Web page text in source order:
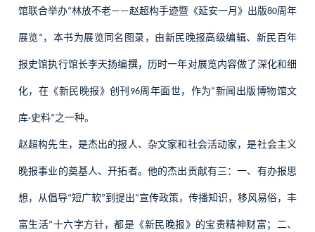
馆联合举办“林放不老——赵超构手迹暨《延安一月》出版80周年
展览 ” ，本书为展览同名图录，由新民晚报高级编辑、新民百年
报史馆执行馆长李天扬编撰，历时一年对展览内容做了深化和细
化，在《新民晚报》创刊 96周年面世，作为“新闻出版博物馆文
库·史料”之一种。
赵超构先生，是杰出的报人、杂文家和社会活动家，是社会主义
晚报事业的奠基人、开拓者。他的杰出贡献有三：一、有办报思
想，从倡导“短广软”到提出“宣传政策，传播知识，移风易俗，丰
富生活”十六字方针，都是《新民晚报》的宝贵精神财富；二、